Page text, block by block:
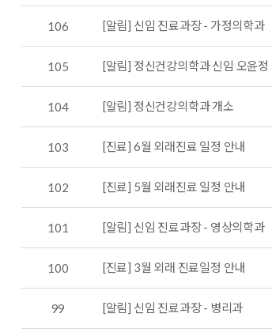
106 [알림] 신임 진료과장 - 가정의학과
105 [알림] 정신건강의학과 신임 오윤
104 [알림] 정신건강의학과 개소
103 [진료] 6월 외래진료 일정 안내
102 [진료] 5월 외래진료 일정 안내
101 [알림] 신임 진료과장 - 영상의학과
100 [진료] 3월 외래 진료일정 안내
99 [알림] 신임 진료과장 - 병리과